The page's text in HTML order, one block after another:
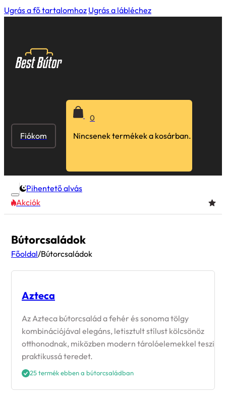
Ugrás a fő tartalomhoz Ugrás a lábléchez
Fiókom
0
Nincsenek termékek a kosárban.
Pihentető alvás
Akciók
Bútorcsaládok
Főoldal/Bútorcsaládok
Azteca
Az Azteca bútorcsalád a fehér és sonoma tölgy
kombinációjával elegáns, letisztult stílust kölcsönöz
otthonodnak, miközben modern tárolóelemekkel teszi
praktikussá teredet.
25 termék ebben a bútorcsaládban